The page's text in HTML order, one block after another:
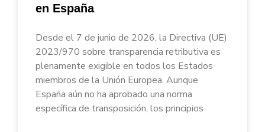
en España
Desde el 7 de junio de 2026, la Directiva (UE)
2023/970 sobre transparencia retributiva es
plenamente exigible en todos los Estados
miembros de la Unión Europea. Aunque
España aún no ha aprobado una norma
específica de transposición, los principios